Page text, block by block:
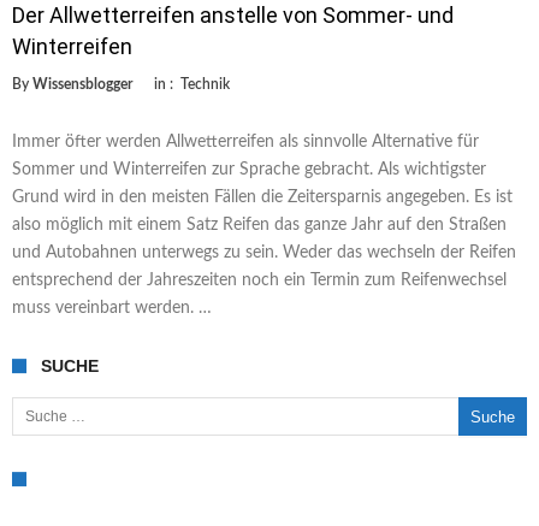
Der Allwetterreifen anstelle von Sommer- und
Winterreifen
By Wissensblogger in : Technik
Immer öfter werden Allwetterreifen als sinnvolle Alternative für
Sommer und Winterreifen zur Sprache gebracht. Als wichtigster
Grund wird in den meisten Fällen die Zeitersparnis angegeben. Es ist
also möglich mit einem Satz Reifen das ganze Jahr auf den Straßen
und Autobahnen unterwegs zu sein. Weder das wechseln der Reifen
entsprechend der Jahreszeiten noch ein Termin zum Reifenwechsel
muss vereinbart werden. …
SUCHE
Suche nach: